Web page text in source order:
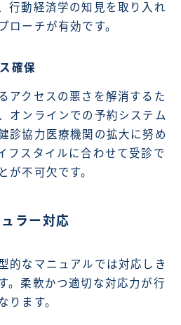
行動経済学の知見を取り入れ
ローチが有効です。
確保
アクセスの悪さを解消するた
オンラインでの予約システム
診協力医療機関の拡大に努め
フスタイルに合わせて受診で
が不可欠です。
ラー対応
的なマニュアルでは対応しき
。柔軟かつ適切な対応力が行
ります。